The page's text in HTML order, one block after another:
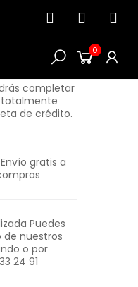
0
completar
de crédito.
gratis a
Puedes
de nuestros
o por
24 91